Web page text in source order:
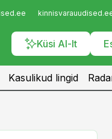
Küsi AI-lt
Kasulikud lingid